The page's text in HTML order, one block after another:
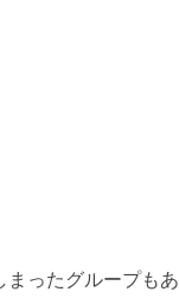
ったグループもあ